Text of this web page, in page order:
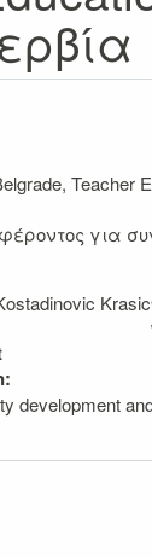
Teacher
για
Krasic
development